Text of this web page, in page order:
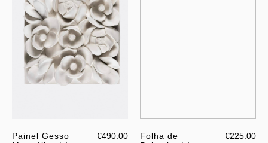
Painel Gesso
€490.00
Folha de
€225.00